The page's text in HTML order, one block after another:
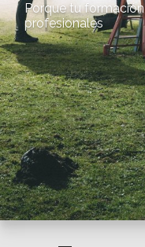
Porque tu
profesionales